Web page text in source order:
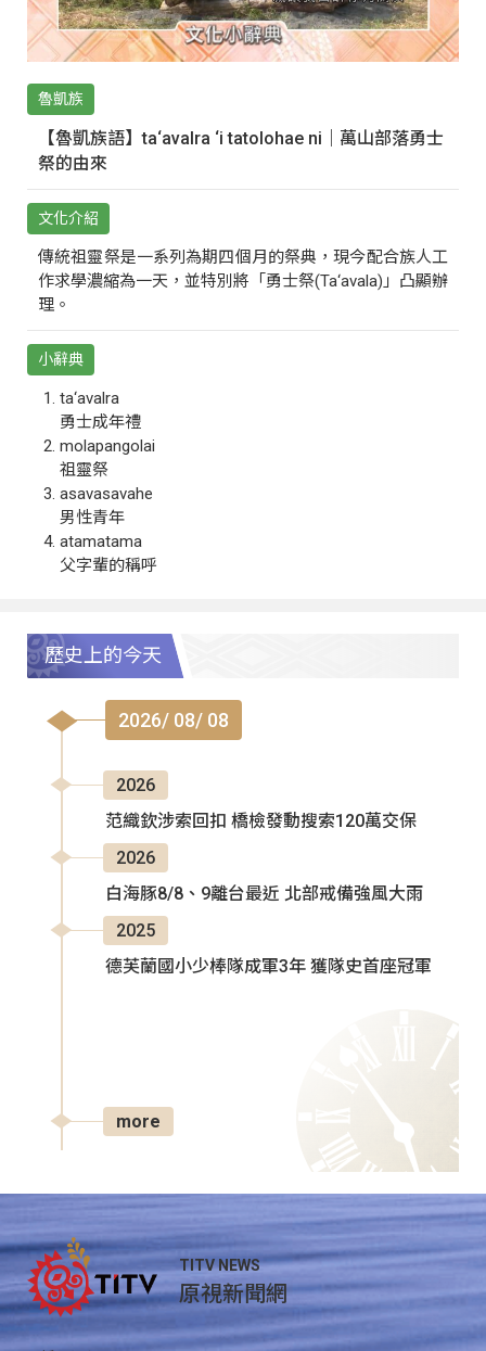
魯凱族
【魯凱族語】ta‘avalra ‘i tatolohae ni｜萬山部落勇士
祭的由來
文化介紹
傳統祖靈祭是一系列為期四個月的祭典，現今配合族人工
作求學濃縮為一天，並特別將「勇士祭(Ta‘avala)」凸顯辦
理。
小辭典
ta‘avalra
勇士成年禮
molapangolai
祖靈祭
asavasavahe
男性青年
atamatama
父字輩的稱呼
歷史上的今天
2026/ 08/ 08
2026
范織欽涉索回扣 橋檢發動搜索120萬交保
2026
白海豚8/8、9離台最近 北部戒備強風大雨
2025
德芙蘭國小少棒隊成軍3年 獲隊史首座冠軍
more
TITV NEWS
原視新聞網